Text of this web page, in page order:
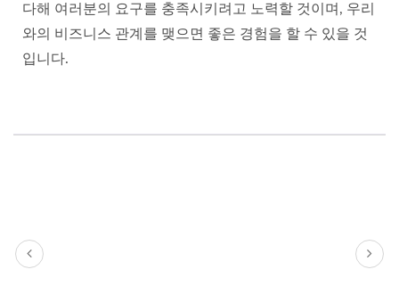
다해 여러분의 요구를 충족시키려고 노력할 것이며, 우리
와의 비즈니스 관계를 맺으면 좋은 경험을 할 수 있을 것
입니다.